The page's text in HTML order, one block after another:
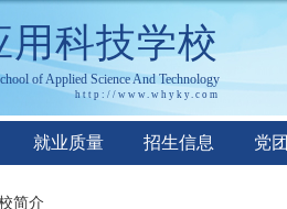
用科技学校
chool ofApplied ScienceAndTechnology
http://www.whyky.co m
就业质量 招生信息 党
简介